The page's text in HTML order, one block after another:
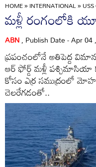
HOME»INTERNATIONAL»
మళ్లీ రంగంలోకి
ABN, Publish Date - Apr
ప్రపంచంలోనే అతిపెద్ద
ఆర్‌ ఫోర్డ్‌ మళ్లీ పశ్చిమాసియా
కోసం ఎర్ర సముద్రంలో
చెలరేగడంతో..